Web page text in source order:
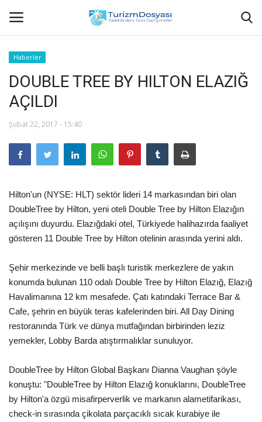
Anasayfa
Bize Ulaşın
Halil ÖNCÜ kimdir?
KVKK Aydınlatma Metni
Haberler
Araştırma - İnceleme
Lezzet Durakları
Röportajlar
Gezi - Yorum
Sizlerden Gelenler
Haberler
DOUBLE TREE BY HILTON ELAZIĞ
AÇILDI
Şubat 22, 2017 - 15:40
Hilton'un (NYSE: HLT) sektör lideri 14 markasından biri olan
DoubleTree by Hilton, yeni oteli Double Tree by Hilton Elazığın
açılışını duyurdu. Elazığdaki otel, Türkiyede halihazırda faaliyet
gösteren 11 Double Tree by Hilton otelinin arasında yerini aldı.
Şehir merkezinde ve belli başlı turistik merkezlere de yakın
konumda bulunan 110 odalı Double Tree by Hilton Elazığ, Elazığ
Havalimanına 12 km mesafede. Çatı katındaki Terrace Bar &
Cafe, şehrin en büyük teras kafelerinden biri. All Day Dining
restoranında Türk ve dünya mutfağından birbirinden leziz
yemekler, Lobby Barda atıştırmalıklar sunuluyor.
DoubleTree by Hilton Global Başkanı Dianna Vaughan şöyle
konuştu: "DoubleTree by Hilton Elazığ konuklarını, DoubleTree
by Hilton'a özgü misafirperverlik ve markanın alametifarikası,
check-in sırasında çikolata parçacıklı sıcak kurabiye ile